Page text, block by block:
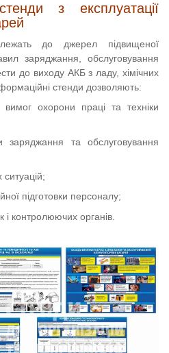
з експлуатації
до джерел підвищеної
заряджання, обслуговування
до виходу АКБ з ладу, хімічних
стенди дозволяють:
охорони праці та техніки
заряджання та обслуговування
підготовки персоналу;
і контролюючих органів.